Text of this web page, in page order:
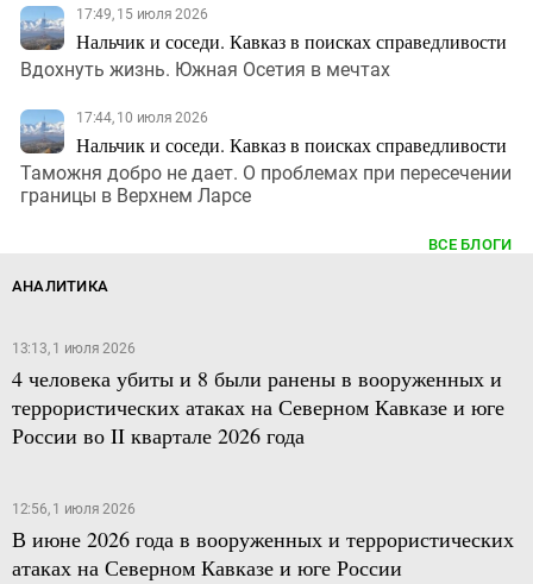
17:49, 15 июля 2026
Нальчик и соседи. Кавказ в поисках справедливости
Вдохнуть жизнь. Южная Осетия в мечтах
17:44, 10 июля 2026
Нальчик и соседи. Кавказ в поисках справедливости
Таможня добро не дает. О проблемах при пересечении
границы в Верхнем Ларсе
ВСЕ БЛОГИ
АНАЛИТИКА
13:13, 1 июля 2026
4 человека убиты и 8 были ранены в вооруженных и
террористических атаках на Северном Кавказе и юге
России во II квартале 2026 года
12:56, 1 июля 2026
В июне 2026 года в вооруженных и террористических
атаках на Северном Кавказе и юге России